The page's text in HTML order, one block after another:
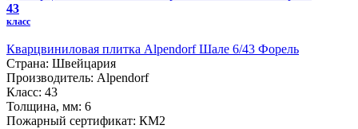
43
класс
Кварцвиниловая плитка Alpendorf Шале 6/43 Форель
Страна: Швейцария
Производитель: Alpendorf
Класс: 43
Толщина, мм: 6
Пожарный сертификат: КМ2